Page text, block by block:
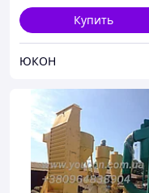
Купить
ЮКОН